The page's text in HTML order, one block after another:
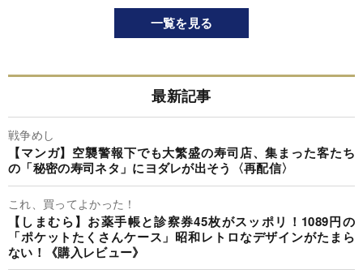
一覧を見る
最新記事
戦争めし
【マンガ】空襲警報下でも大繁盛の寿司店、集まった客たち
の「秘密の寿司ネタ」にヨダレが出そう〈再配信〉
これ、買ってよかった！
【しまむら】お薬手帳と診察券45枚がスッポリ！1089円の
「ポケットたくさんケース」昭和レトロなデザインがたまら
ない！《購入レビュー》